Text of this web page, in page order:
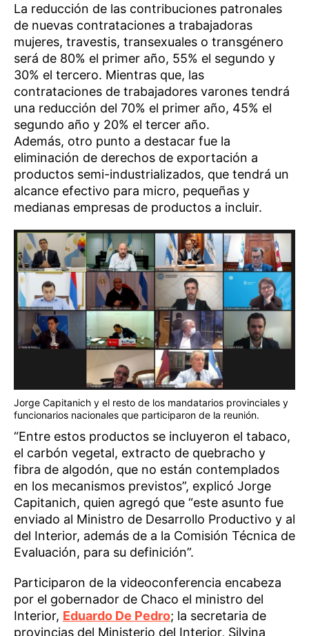
La reducción de las contribuciones patronales
de nuevas contrataciones a trabajadoras
mujeres, travestis, transexuales o transgénero
será de 80% el primer año, 55% el segundo y
30% el tercero. Mientras que, las
contrataciones de trabajadores varones tendrá
una reducción del 70% el primer año, 45% el
segundo año y 20% el tercer año.
Además, otro punto a destacar fue la
eliminación de derechos de exportación a
productos semi-industrializados, que tendrá un
alcance efectivo para micro, pequeñas y
medianas empresas de productos a incluir.
Jorge Capitanich y el resto de los mandatarios provinciales y
funcionarios nacionales que participaron de la reunión.
“Entre estos productos se incluyeron el tabaco,
el carbón vegetal, extracto de quebracho y
fibra de algodón, que no están contemplados
en los mecanismos previstos”, explicó Jorge
Capitanich, quien agregó que “este asunto fue
enviado al Ministro de Desarrollo Productivo y al
del Interior, además de a la Comisión Técnica de
Evaluación, para su definición”.
Participaron de la videoconferencia encabeza
por el gobernador de Chaco el ministro del
Interior, Eduardo De Pedro; la secretaria de
provincias del Ministerio del Interior, Silvina